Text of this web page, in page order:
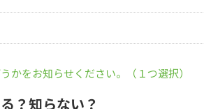
かをお知らせください。（１つ選択）
？知らない？